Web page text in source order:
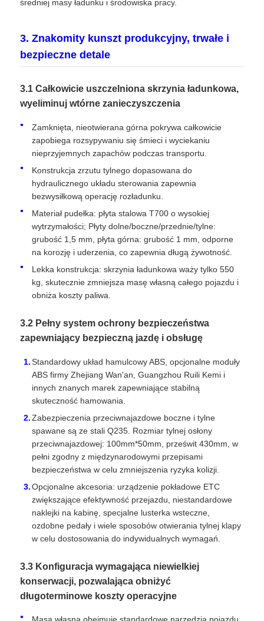
średniej masy ładunku i środowiska pracy.
3. Znakomity kunszt produkcyjny, trwałe i
bezpieczne detale
3.1 Całkowicie uszczelniona skrzynia ładunkowa,
wyeliminuj wtórne zanieczyszczenia
Zamknięta, nieotwierana górna pokrywa całkowicie
zapobiega rozsypywaniu się śmieci i wyciekaniu
nieprzyjemnych zapachów podczas transportu.
Konstrukcja zrzutu tylnego dopasowana do
hydraulicznego układu sterowania zapewnia
bezwysiłkową operację rozładunku.
Materiał pudełka: płyta stalowa T700 o wysokiej
wytrzymałości; Płyty dolne/boczne/przednie/tylne:
grubość 1,5 mm, płyta górna: grubość 1 mm, odporne
na korozję i uderzenia, co zapewnia długą żywotność.
Lekka konstrukcja: skrzynia ładunkowa waży tylko 550
kg, skutecznie zmniejsza masę własną całego pojazdu i
obniża koszty paliwa.
3.2 Pełny system ochrony bezpieczeństwa
zapewniający bezpieczną jazdę i obsługę
Standardowy układ hamulcowy ABS, opcjonalne moduły
ABS firmy Zhejiang Wan'an, Guangzhou Ruili Kemi i
innych znanych marek zapewniające stabilną
skuteczność hamowania.
Zabezpieczenia przeciwnajazdowe boczne i tylne
spawane są ze stali Q235. Rozmiar tylnej osłony
przeciwnajazdowej: 100mm*50mm, prześwit 430mm, w
pełni zgodny z międzynarodowymi przepisami
bezpieczeństwa w celu zmniejszenia ryzyka kolizji.
Opcjonalne akcesoria: urządzenie pokładowe ETC
zwiększające efektywność przejazdu, niestandardowe
naklejki na kabinę, specjalne lusterka wsteczne,
ozdobne pedały i wiele sposobów otwierania tylnej klapy
w celu dostosowania do indywidualnych wymagań.
3.3 Konfiguracja wymagająca niewielkiej
konserwacji, pozwalająca obniżyć
długoterminowe koszty operacyjne